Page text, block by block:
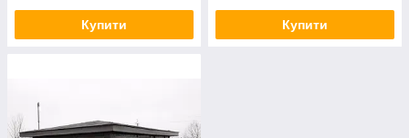
Купити Купити